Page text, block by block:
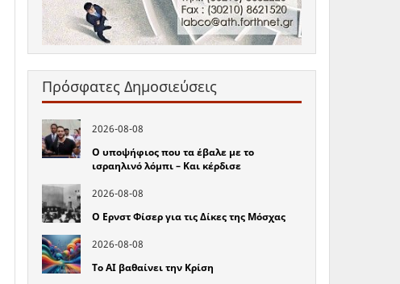
Πρόσφατες Δημοσιεύσεις
2026-08-08
Ο υποψήφιος που τα έβαλε με το
ισραηλινό λόμπι – Και κέρδισε
2026-08-08
Ο Ερνστ Φίσερ για τις Δίκες της Μόσχας
2026-08-08
Το ΑΙ βαθαίνει την Κρίση